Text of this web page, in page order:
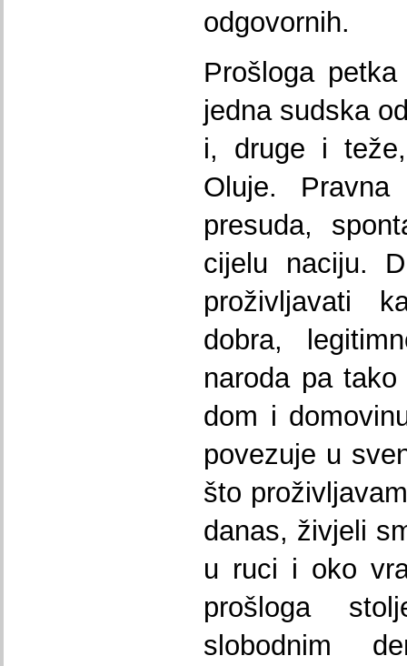
odgovornih.
Prošloga
jedna sudska
i, druge i
Oluje.
presuda,
cijelu naciju.
proživljavati
dobra,
naroda pa
dom i
povezuje u
što
danas, živjeli
u ruci i oko
prošloga
slobodnim